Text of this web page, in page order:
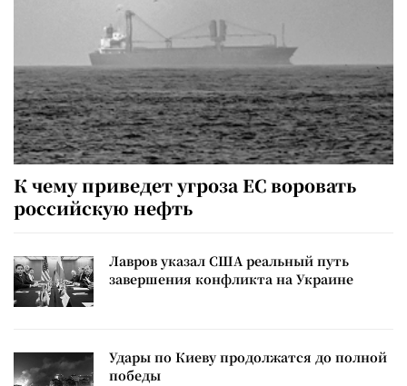
К чему приведет угроза ЕС воровать
российскую нефть
Лавров указал США реальный путь
завершения конфликта на Украине
Удары по Киеву продолжатся до полной
победы